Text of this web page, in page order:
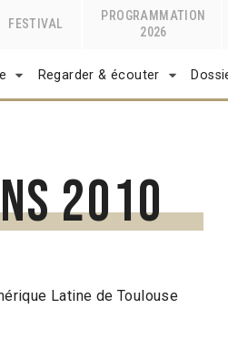
FESTIVAL
PROGRAMMATION
2026
Regarder & écouter
2010
Latine de Toulouse